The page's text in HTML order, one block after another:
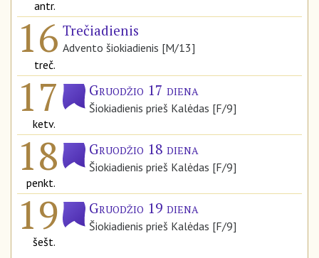
antr.
16
treč.
Trečiadienis
Advento šiokiadienis [M/13]
17
ketv.
Gruodžio 17 diena
Šiokiadienis prieš Kalėdas [F/9]
18
penkt.
Gruodžio 18 diena
Šiokiadienis prieš Kalėdas [F/9]
19
šešt.
Gruodžio 19 diena
Šiokiadienis prieš Kalėdas [F/9]